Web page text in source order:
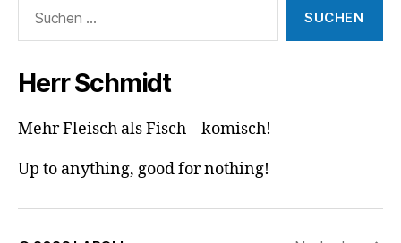
nach:
Herr Schmidt
Mehr Fleisch als Fisch – komisch!
Up to anything, good for nothing!